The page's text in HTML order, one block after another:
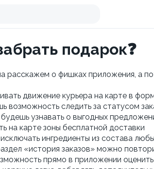
подарок❓
расскажем о фишках приложения, а
движение курьера на карте в
возможность следить за статусом
узнавать о выгодных
на карте зоны бесплатной доставки
ингредиенты из состава
«история заказов» можно
прямо в приложении оценить